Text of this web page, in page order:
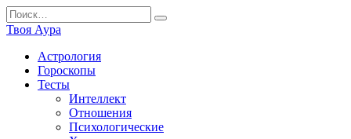
Перейти
к
содержанию
Search
for:
Твоя Аура
Астрология
Гороскопы
Тесты
Интеллект
Отношения
Психологические